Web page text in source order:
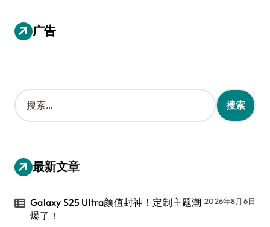
广告
搜
索
：
最新文章
Galaxy S25 Ultra颜值封神！定制主题潮
爆了！
2026年8月6日